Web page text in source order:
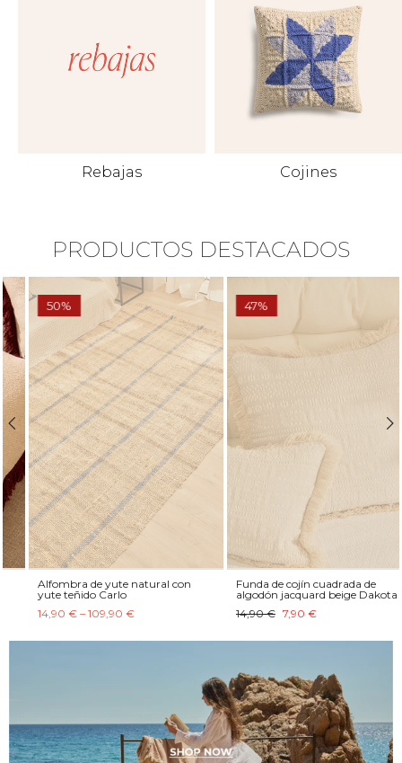
Rebajas Cojines
PRODUCTOS DESTACADOS
50%
Alfombra de yute natural con
yute teñido Carlo
14,90 € – 109,90 €
47%
Funda de cojín cuadrada de
algodón jacquard beige Dakota
14,90 € 7,90 €